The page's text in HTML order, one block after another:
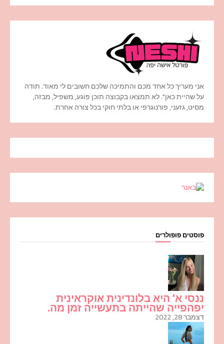
אני מעריך כל אחד מכם והתמיכה שלכם חשובים לי מאוד. תודה
על שהיית כאן". לא תמצאו בקבוצה תוכן פוגע, משפיל, מבזה,
מסיט, גזעני, פורנוגרפי או בלתי חוקי בכל צורה אחרת.
פוסטים פופולרים
ננסי א' היא בלונדינית אוקראינית
יפהפייה שהייתה בתעשייה זמן מה.
דצמבר 28, 2022